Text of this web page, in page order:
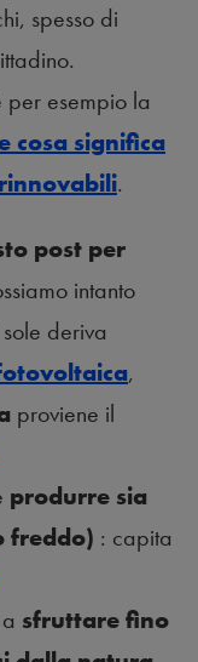
spesso di
per esempio la
cosa significa
.
post per
intanto
deriva
,
proviene il
produrre sia
freddo) : capita
sfruttare fino